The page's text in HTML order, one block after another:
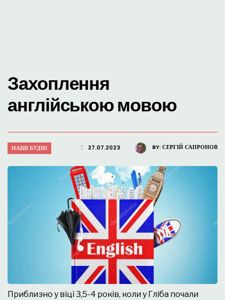
Захоплення
англійською мовою
BY:СЕРГІЙ САПРОНОВ
27.07.2023
НАШІ БУДНІ
Приблизно у віці 3,5-4 років, коли у Гліба почали